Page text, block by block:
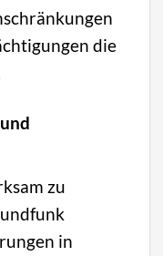
die
zu
in